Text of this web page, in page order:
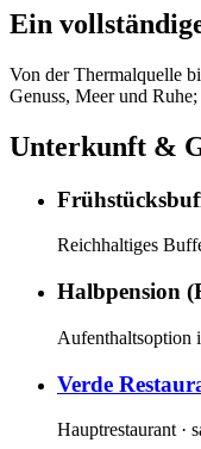
Ein
Von der Thermalquelle
Genuss, Meer und
Unterkunft &
Reichhaltiges
Halbpension
Aufenthaltsoption
Verde
Hauptrestaurant ·